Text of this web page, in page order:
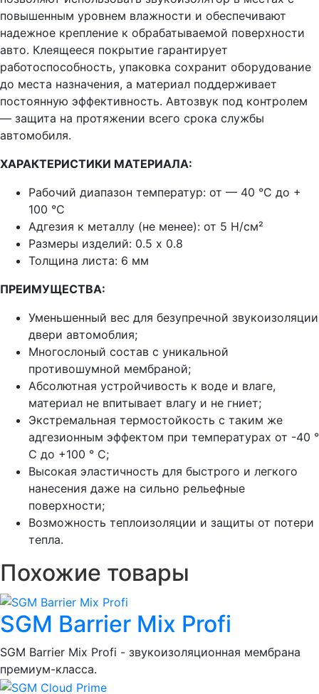
повышенным уровнем влажности и обеспечивают
надежное крепление к обрабатываемой поверхности
авто. Клеящееся покрытие гарантирует
работоспособность, упаковка сохранит оборудование
до места назначения, а материал поддерживает
постоянную эффективность. Автозвук под контролем
— защита на протяжении всего срока службы
автомобиля.
ХАРАКТЕРИСТИКИ МАТЕРИАЛА:
Рабочий диапазон температур: от — 40 °C до +
100 °C
Адгезия к металлу (не менее): от 5 Н/см²
Размеры изделий: 0.5 х 0.8
Толщина листа: 6 мм
ПРЕИМУЩЕСТВА:
Уменьшенный вес для безупречной звукоизоляции
двери автомоблия;
Многослоный состав с уникальной
противошумной мембраной;
Абсолютная устройчивость к воде и влаге,
материал не впитывает влагу и не гниет;
Экстремальная термостойкость с таким же
адгезионным эффектом при температурах от -40 °
C до +100 ° C;
Высокая эластичность для быстрого и легкого
нанесения даже на сильно рельефные
поверхности;
Возможность теплоизоляции и защиты от потери
тепла.
Похожие товары
SGM Barrier Mix Profi
SGM Barrier Mix Profi - звукоизоляционная мембрана
премиум-класса.